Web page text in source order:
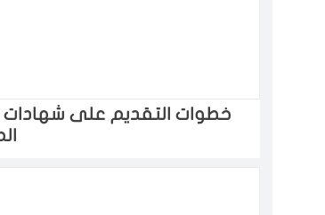
خطوات التقديم على